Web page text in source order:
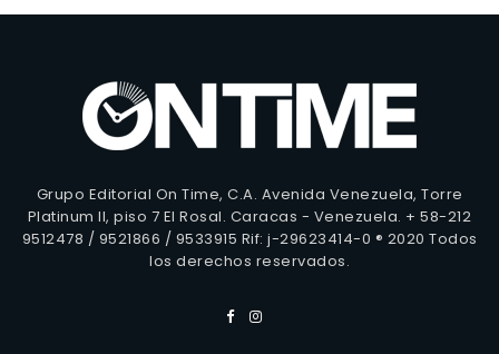
Grupo Editorial On Time, C.A. Avenida Venezuela, Torre
Platinum II, piso 7 El Rosal. Caracas - Venezuela. + 58-212
9512478 / 9521866 / 9533915 Rif: j-29623414-0 ® 2020 Todos
los derechos reservados.